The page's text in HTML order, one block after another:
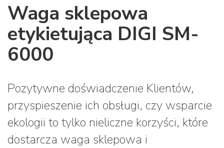
Waga sklepowa
etykietująca DIGI SM-
6000
Pozytywne doświadczenie Klientów,
przyspieszenie ich obsługi, czy wsparcie
ekologii to tylko nieliczne korzyści, które
dostarcza waga sklepowa i